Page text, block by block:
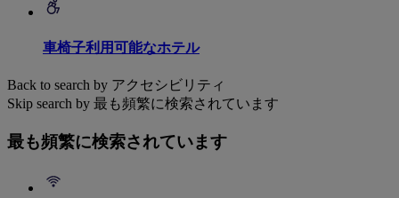
車椅子利用可能なホテル
Back to search by アクセシビリティ
Skip search by 最も頻繁に検索されています
最も頻繁に検索されています